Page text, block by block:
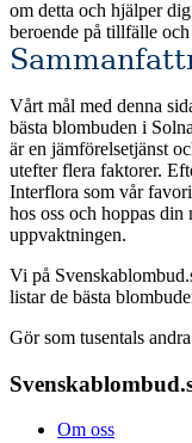
om detta och hjälper
beroende på tillfälle
Vårt mål med denna
bästa blombuden i
är en jämförelsetjänst
utefter flera faktorer.
Interflora som vår favorit. Hoppas du är nöjd med vad du
hos oss och hoppas
uppvaktningen.
Vi på
listar de bästa
Gör som tusentals
Om oss